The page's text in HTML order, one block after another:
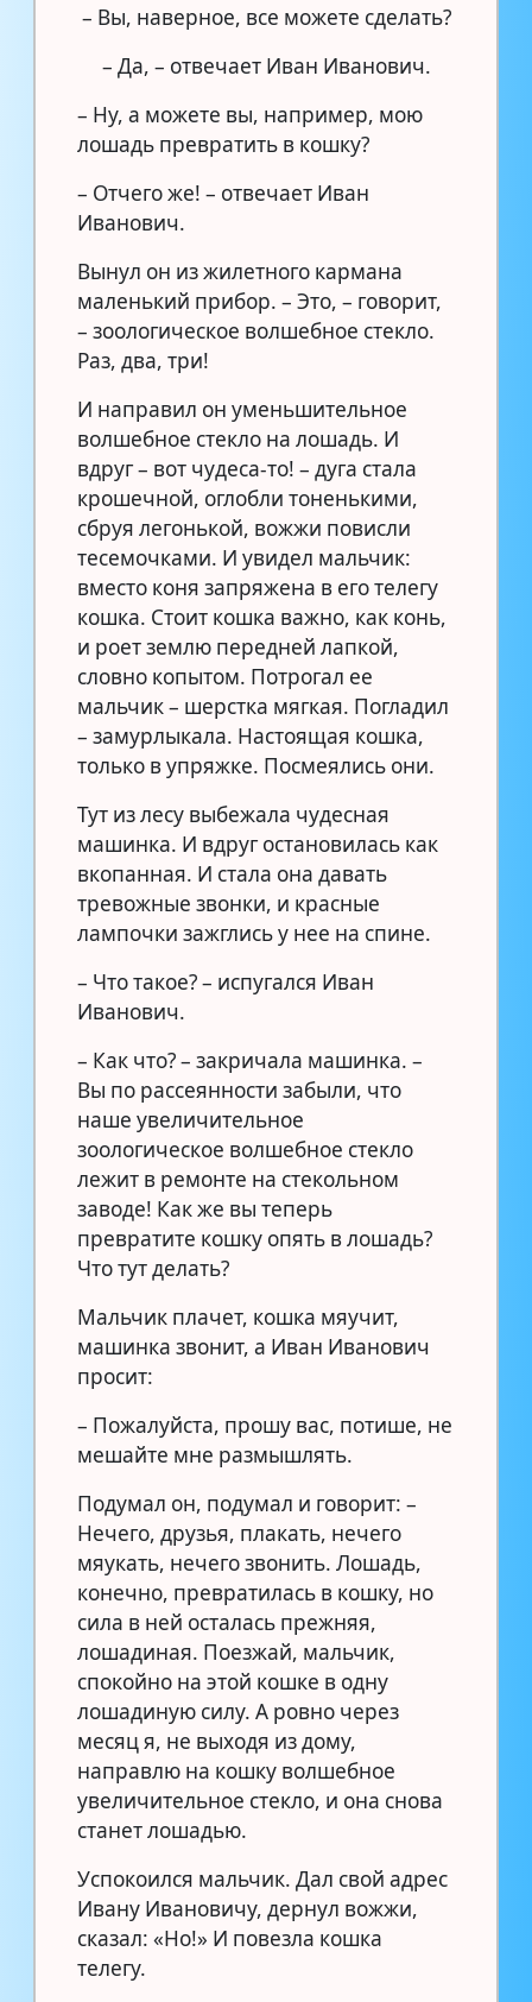
– Вы, наверное, все можете сделать?
– Да, – отвечает Иван Иванович.
– Ну, а можете вы, например, мою
лошадь превратить в кошку?
– Отчего же! – отвечает Иван
Иванович.
Вынул он из жилетного кармана
маленький прибор. – Это, – говорит,
– зоологическое волшебное стекло.
Раз, два, три!
И направил он уменьшительное
волшебное стекло на лошадь. И
вдруг – вот чудеса-то! – дуга стала
крошечной, оглобли тоненькими,
сбруя легонькой, вожжи повисли
тесемочками. И увидел мальчик:
вместо коня запряжена в его телегу
кошка. Стоит кошка важно, как конь,
и роет землю передней лапкой,
словно копытом. Потрогал ее
мальчик – шерстка мягкая. Погладил
– замурлыкала. Настоящая кошка,
только в упряжке. Посмеялись они.
Тут из лесу выбежала чудесная
машинка. И вдруг остановилась как
вкопанная. И стала она давать
тревожные звонки, и красные
лампочки зажглись у нее на спине.
– Что такое? – испугался Иван
Иванович.
– Как что? – закричала машинка. –
Вы по рассеянности забыли, что
наше увеличительное
зоологическое волшебное стекло
лежит в ремонте на стекольном
заводе! Как же вы теперь
превратите кошку опять в лошадь?
Что тут делать?
Мальчик плачет, кошка мяучит,
машинка звонит, а Иван Иванович
просит:
– Пожалуйста, прошу вас, потише, не
мешайте мне размышлять.
Подумал он, подумал и говорит: –
Нечего, друзья, плакать, нечего
мяукать, нечего звонить. Лошадь,
конечно, превратилась в кошку, но
сила в ней осталась прежняя,
лошадиная. Поезжай, мальчик,
спокойно на этой кошке в одну
лошадиную силу. А ровно через
месяц я, не выходя из дому,
направлю на кошку волшебное
увеличительное стекло, и она снова
станет лошадью.
Успокоился мальчик. Дал свой адрес
Ивану Ивановичу, дернул вожжи,
сказал: «Но!» И повезла кошка
телегу.